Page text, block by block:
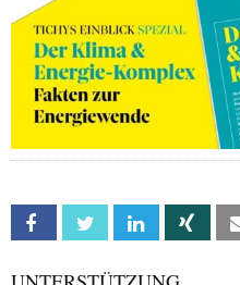
Facebook Twitter Linkedin Xing